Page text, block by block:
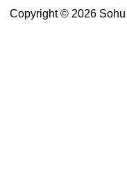
Copyright © 2026